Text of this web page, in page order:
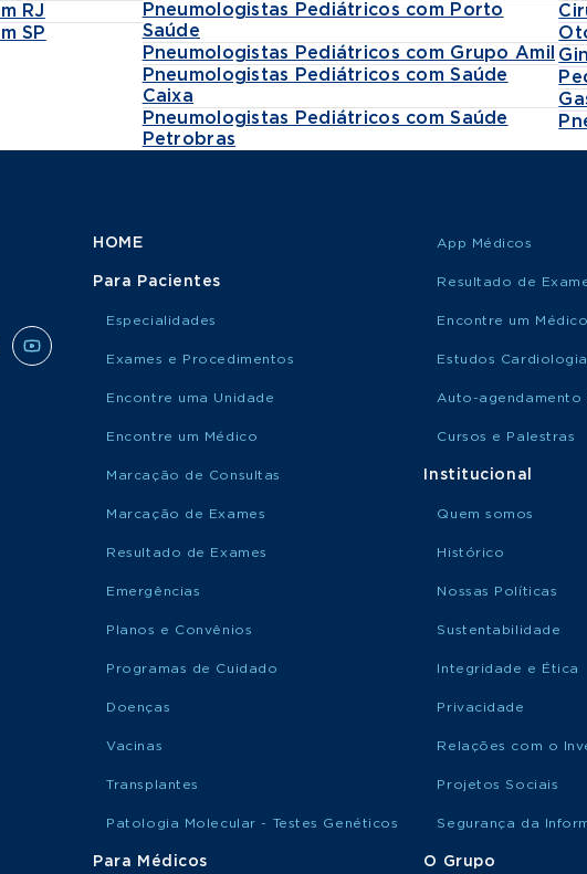
RJ
SP
Pneumologistas Pediátricos com Porto
Saúde
Pneumologistas Pediátricos com Grupo Amil
Pneumologistas Pediátricos com Saúde
Caixa
Pneumologistas Pediátricos com Saúde
Petrobras
HOME
Para Pacientes
Especialidades
Exames e Procedimentos
Encontre uma Unidade
Encontre um Médico
Marcação de Consultas
Marcação de Exames
Resultado de Exames
Emergências
Planos e Convênios
Programas de Cuidado
Doenças
Vacinas
Transplantes
Patologia Molecular - Testes Genéticos
Para Médicos
App Médicos
Resultado de
Encontre um Médico
Estudos
Auto-agendamento
Cursos e Palestras
Institucional
Quem somos
Histórico
Nossas Políticas
Sustentabilidade
Integridade e Ética
Privacidade
Relações com o
Projetos Sociais
Segurança da
O Grupo